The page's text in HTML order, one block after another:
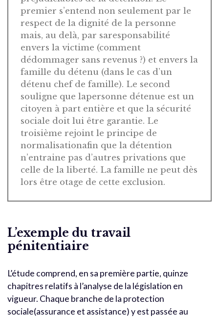
premier s’entend non seulement par le
respect de la dignité de la personne
mais, au delà, par saresponsabilité
envers la victime (comment
dédommager sans revenus ?) et envers la
famille du détenu (dans le cas d’un
détenu chef de famille). Le second
souligne que lapersonne détenue est un
citoyen à part entière et que la sécurité
sociale doit lui être garantie. Le
troisième rejoint le principe de
normalisationafin que la détention
n’entraine pas d’autres privations que
celle de la liberté. La famille ne peut dès
lors être otage de cette exclusion.
L’exemple du travail
pénitentiaire
L’étude comprend, en sa première partie, quinze
chapitres relatifs à l’analyse de la législation en
vigueur. Chaque branche de la protection
sociale(assurance et assistance) y est passée au